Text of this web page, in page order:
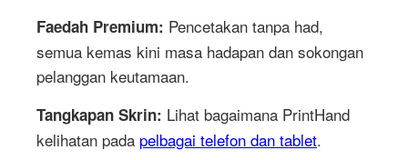
Faedah Premium: Pencetakan tanpa had,
semua kemas kini masa hadapan dan sokongan
pelanggan keutamaan.
Tangkapan Skrin: Lihat bagaimana PrintHand
kelihatan pada pelbagai telefon dan tablet.